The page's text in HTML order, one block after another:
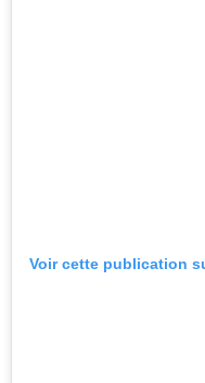
Voir cette publication